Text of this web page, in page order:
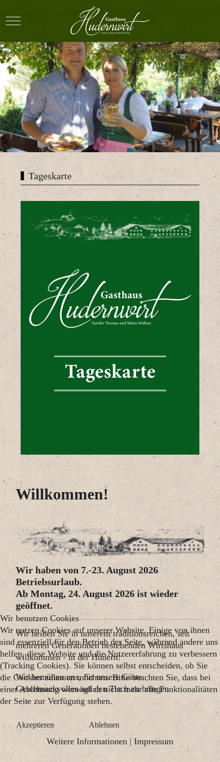
Mobile Menu Toggle
Tageskarte
Willkommen!
Wir haben von 7.-23. August 2026
Betriebsurlaub.
Ab Montag, 24. August 2026 ist wieder
geöffnet.
Wir heißen Sie in unserem traditionsreichen, seit
mehreren Generationen bestehenden Wirtshaus
willkommen - in der Hudern!
Wir bemühen uns, für unsere Gäste
Geschmackvolles auf den Tisch zu bringen.
Wir benutzen Cookies
Wir nutzen Cookies auf unserer Website. Einige von ihnen
sind essenziell für den Betrieb der Seite, während andere uns
helfen, diese Website und die Nutzererfahrung zu verbessern
(Tracking Cookies). Sie können selbst entscheiden, ob Sie
die Cookies zulassen möchten. Bitte beachten Sie, dass bei
einer Ablehnung womöglich nicht mehr alle Funktionalitäten
der Seite zur Verfügung stehen.
Akzeptieren Ablehnen
Weitere Informationen | Impressum